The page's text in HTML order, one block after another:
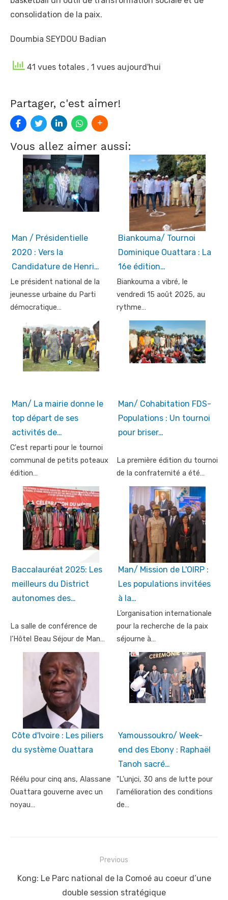
consolidation de la paix.
Doumbia SEYDOU Badian
41 vues totales , 1 vues aujourd'hui
Partager, c'est aimer!
Vous allez aimer aussi:
Man / Présidentielle
2020 : Vers la
Candidature de Henri…
Le président national de la
jeunesse urbaine du Parti
démocratique…
Biankouma/ Tournoi
Dominique Ouattara : La
16e édition…
Biankouma a vibré, le
vendredi 15 août 2025, au
rythme…
Man/ La mairie donne le
top départ de ses
activités de…
C'est reparti pour le tournoi
communal de petits poteaux
édition…
Man/ Cohabitation FDS-
Populations : Un tournoi
pour briser…
La première édition du tournoi
de la confraternité a été…
Baccalauréat 2025: Les
meilleurs du District
autonomes des…
La salle de conférence de
l’Hôtel Beau Séjour de Man…
Man/ Mission de L'OIRP :
Les populations invitées
à la…
L’organisation internationale
pour la recherche de la paix
séjourne à…
Côte d'Ivoire : Les piliers
du système Ouattara
Réélu pour cinq ans, Alassane
Ouattara gouverne avec un
noyau…
Yamoussoukro/ Week-
end des Ebony : Raphaël
Tanoh sacré…
"L'unjci, 30 ans de lutte pour
l'amélioration des conditions
de…
navigation
Previous
Previous
Kong: Le Parc national de la Comoé au coeur d’une
double session stratégique